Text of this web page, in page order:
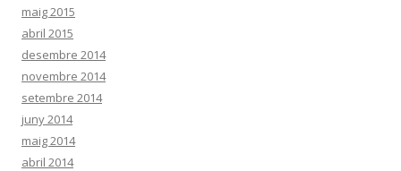
maig 2015
abril 2015
desembre 2014
novembre 2014
setembre 2014
juny 2014
maig 2014
abril 2014